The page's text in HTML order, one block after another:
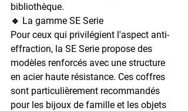
bibliothèque.
🔹 La gamme SE Serie
Pour ceux qui privilégient l'aspect anti-
effraction, la SE Serie propose des
modèles renforcés avec une structure
en acier haute résistance. Ces coffres
sont particulièrement recommandés
pour les bijoux de famille et les objets